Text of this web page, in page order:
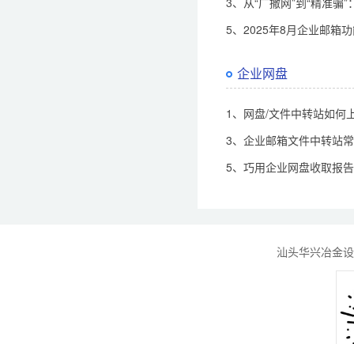
5、2025年8月企业邮箱
企业网盘
1、网盘/文件中转站如何
3、企业邮箱文件中转站
5、巧用企业网盘收取报
汕头华兴冶金